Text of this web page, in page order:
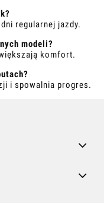
regularnej jazdy.
modeli?
komfort.
i spowalnia progres.